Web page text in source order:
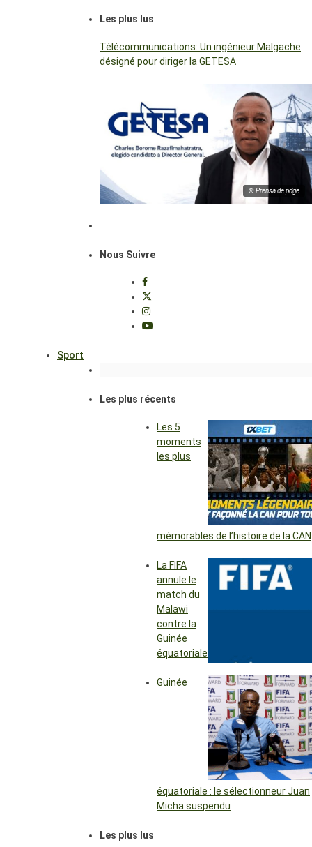
Les plus lus
Télécommunications: Un ingénieur Malgache
désigné pour diriger la GETESA
© Prensa de pdge
Nous Suivre
Sport
Les plus récents
Les 5
moments
les plus
mémorables de l’histoire de la CAN
La FIFA
annule le
match du
Malawi
contre la
Guinée
équatoriale
Guinée
équatoriale : le sélectionneur Juan
Micha suspendu
Les plus lus